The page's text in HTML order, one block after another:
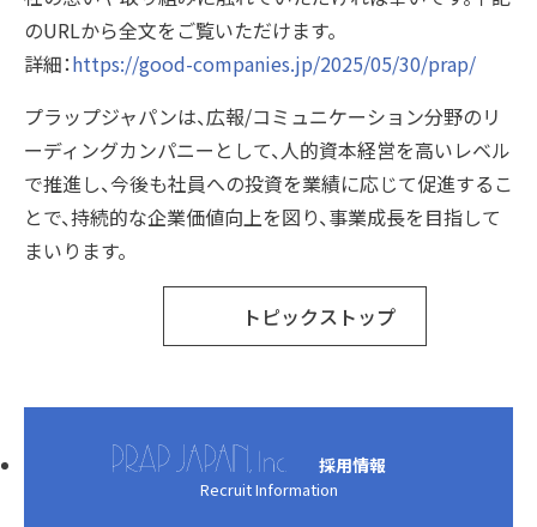
のURLから全文をご覧いただけます。
詳細：https://good-companies.jp/2025/05/30/prap/
プラップジャパンは、広報/コミュニケーション分野のリ
ーディングカンパニーとして、人的資本経営を高いレベル
で推進し、今後も社員への投資を業績に応じて促進するこ
とで、持続的な企業価値向上を図り、事業成長を目指して
まいります。
トピックストップ
採用情報
Recruit Information